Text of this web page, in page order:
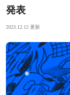
発表
2023.12.12 更新